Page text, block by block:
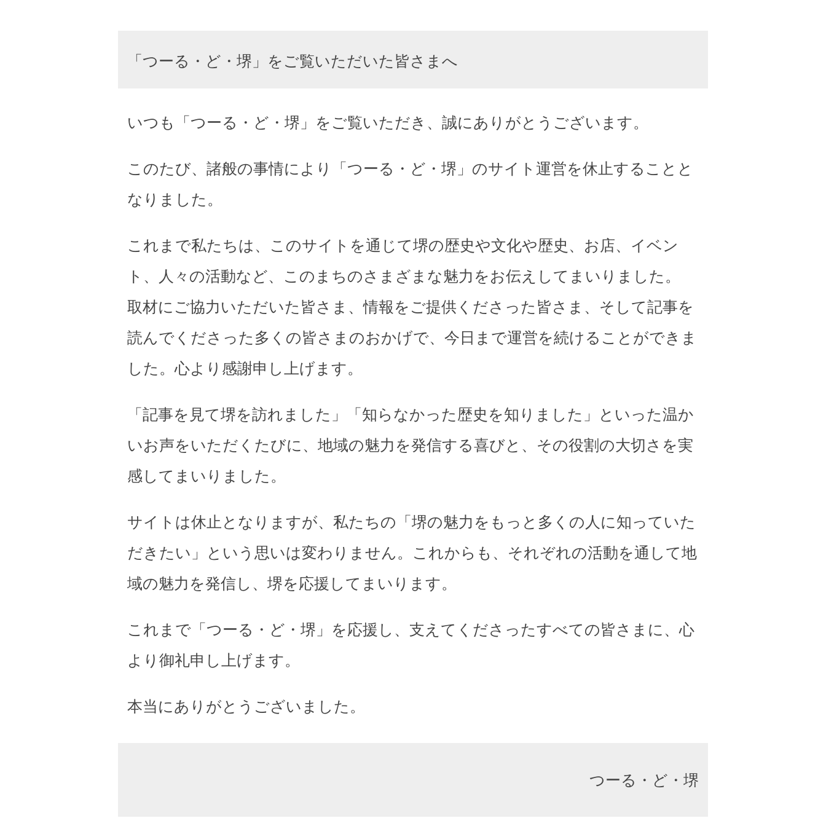
「つーる・ど・堺」をご覧いただいた皆さまへ
いつも「つーる・ど・堺」をご覧いただき、誠にありがとうございます。
このたび、諸般の事情により「つーる・ど・堺」のサイト運営を休止することと
なりました。
これまで私たちは、このサイトを通じて堺の歴史や文化や歴史、お店、イベン
ト、人々の活動など、このまちのさまざまな魅力をお伝えしてまいりました。
取材にご協力いただいた皆さま、情報をご提供くださった皆さま、そして記事を
読んでくださった多くの皆さまのおかげで、今日まで運営を続けることができま
した。心より感謝申し上げます。
「記事を見て堺を訪れました」「知らなかった歴史を知りました」といった温か
いお声をいただくたびに、地域の魅力を発信する喜びと、その役割の大切さを実
感してまいりました。
サイトは休止となりますが、私たちの「堺の魅力をもっと多くの人に知っていた
だきたい」という思いは変わりません。これからも、それぞれの活動を通して地
域の魅力を発信し、堺を応援してまいります。
これまで「つーる・ど・堺」を応援し、支えてくださったすべての皆さまに、心
より御礼申し上げます。
本当にありがとうございました。
つーる・ど・堺